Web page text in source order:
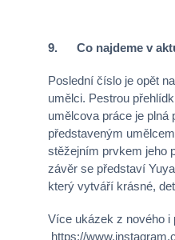
9. Co najdeme v
Poslední číslo je opět
umělci. Pestrou
umělcova práce je plná
představeným
stěžejním prvkem jeho
závěr se představí
který vytváří krásné,
Více ukázek z nového i
https://